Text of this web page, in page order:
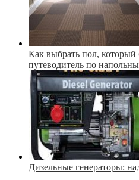
Как выбрать пол, который
путеводитель по
Дизельные генераторы: